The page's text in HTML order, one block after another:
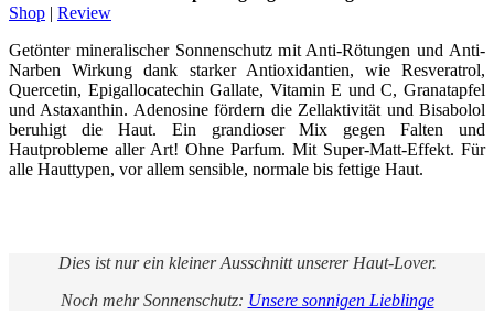
Shop | Review
Getönter mineralischer Sonnenschutz mit Anti-Rötungen und Anti-
Narben Wirkung dank starker Antioxidantien, wie Resveratrol,
Quercetin, Epigallocatechin Gallate, Vitamin E und C, Granatapfel
und Astaxanthin. Adenosine fördern die Zellaktivität und Bisabolol
beruhigt die Haut. Ein grandioser Mix gegen Falten und
Hautprobleme aller Art! Ohne Parfum. Mit Super-Matt-Effekt. Für
alle Hauttypen, vor allem sensible, normale bis fettige Haut.
Dies ist nur ein kleiner Ausschnitt unserer Haut-Lover.
Noch mehr Sonnenschutz: Unsere sonnigen Lieblinge